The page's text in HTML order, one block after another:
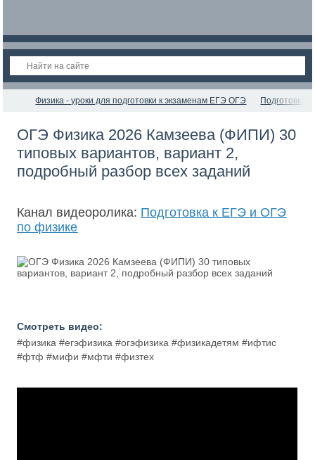
Физика - уроки для подготовки к экзаменам ЕГЭ ОГЭ Подготовка
ОГЭ Физика 2026 Камзеева (ФИПИ) 30
типовых вариантов, вариант 2,
подробный разбор всех заданий
Канал видеоролика: Подготовка к ЕГЭ и ОГЭ
по физике
Смотреть видео:
#физика #егэфизика #огэфизика #физикадетям #ифтис
#фтф #мифи #мфти #физтех